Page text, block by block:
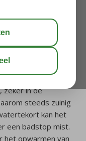
bij mijn
in mijn
zeker in de
steeds zuinig
kan het
een badstop mist.
het opwarmen van